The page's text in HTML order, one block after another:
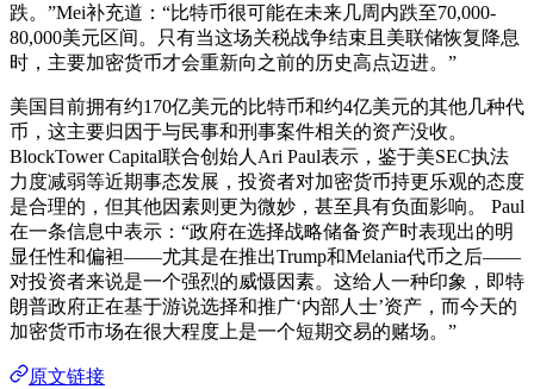
跌。”Mei补充道：“比特币很可能在未来几周内跌至70,000-
80,000美元区间。只有当这场关税战争结束且美联储恢复降息
时，主要加密货币才会重新向之前的历史高点迈进。”
美国目前拥有约170亿美元的比特币和约4亿美元的其他几种代
币，这主要归因于与民事和刑事案件相关的资产没收。
BlockTower Capital联合创始人Ari Paul表示，鉴于美SEC执法
力度减弱等近期事态发展，投资者对加密货币持更乐观的态度
是合理的，但其他因素则更为微妙，甚至具有负面影响。 Paul
在一条信息中表示：“政府在选择战略储备资产时表现出的明
显任性和偏袒——尤其是在推出Trump和Melania代币之后——
对投资者来说是一个强烈的威慑因素。这给人一种印象，即特
朗普政府正在基于游说选择和推广‘内部人士’资产，而今天的
加密货币市场在很大程度上是一个短期交易的赌场。”
原文链接